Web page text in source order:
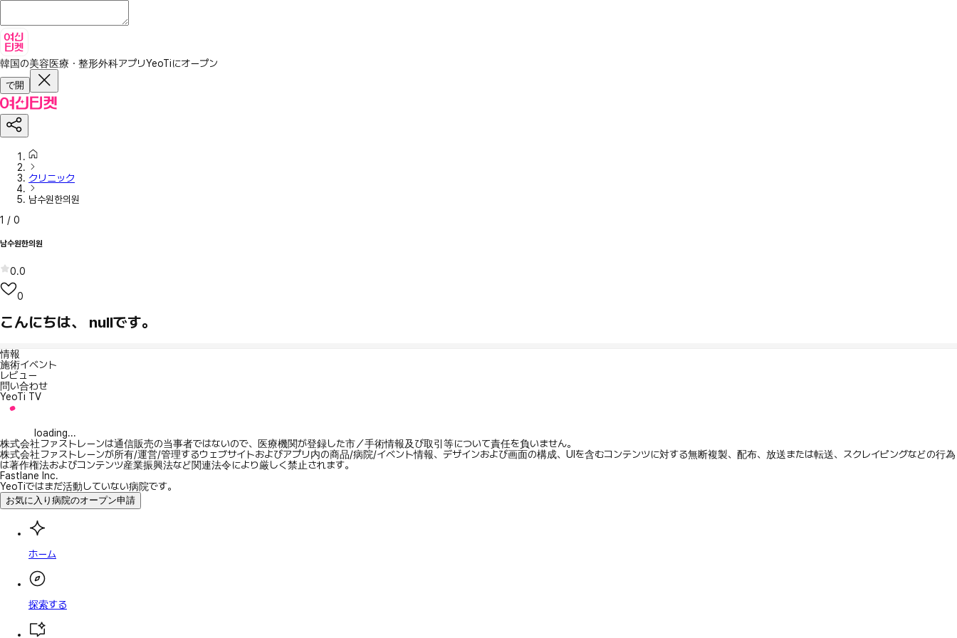
韓国の美容医療・整形外科アプリYeoTiにオープン
で開
クリニック
남수원한의원
1 / 0
남수원한의원
0.0
0
こんにちは、 nullです。
情報
施術イベント
レビュー
問い合わせ
YeoTi TV
loading...
株式会社ファストレーンは通信販売の当事者ではないので、医療機関が登録した市／手術情報及び取引等について責任を負いません。
株式会社ファストレーンが所有/運営/管理するウェブサイトおよびアプリ内の商品/病院/イベント情報、デザインおよび画面の構成、UIを含むコンテンツに対する無断複製、配布、放送または転送、スクレイピングなどの行為
は著作権法およびコンテンツ産業振興法など関連法令により厳しく禁止されます。
Fastlane Inc.
YeoTiではまだ活動していない病院です。
お気に入り病院のオープン申請
ホーム
探索する